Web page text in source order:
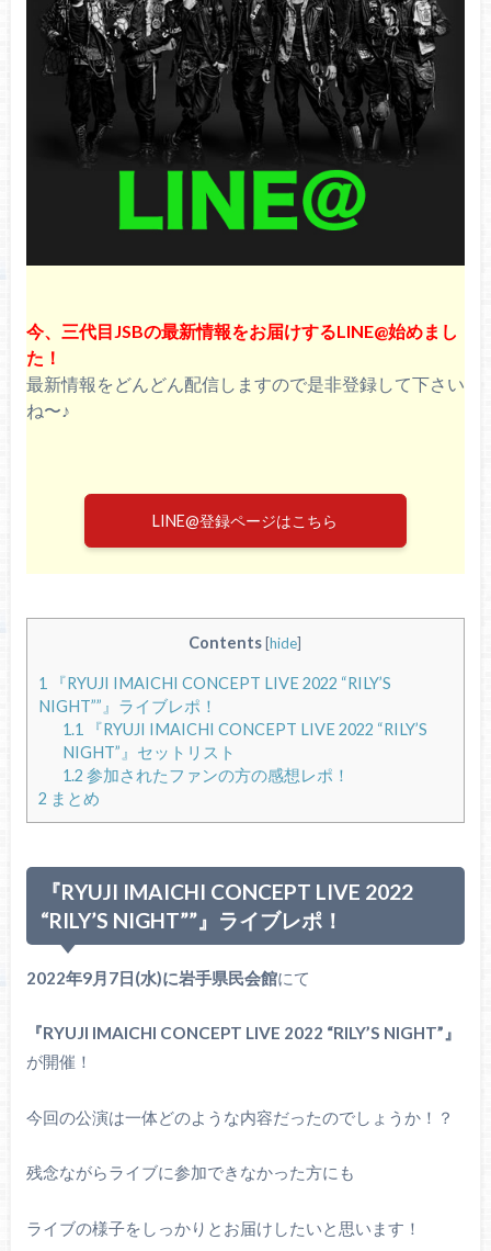
ーが超カッコいい件！【画像有】
登坂広臣のような綺麗な顔になれる！？スキ
ンケア方法について調査！
【スッキリ】『HiGH＆LOW×CLAMPアニ
メ』の放送時間帯は？イラストが可愛すぎる
今、三代目JSBの最新情報をお届けするLINE@始めまし
た！
最新情報をどんどん配信しますので是非登録して下さい
ね〜♪
LINE@登録ページはこちら
Contents [hide]
1
『RYUJI IMAICHI CONCEPT LIVE 2022 “RILY’S
NIGHT””』ライブレポ！
1.1 『RYUJI IMAICHI CONCEPT LIVE 2022 “RILY’S
NIGHT”』セットリスト
1.2 参加されたファンの方の感想レポ！
2 まとめ
『RYUJI IMAICHI CONCEPT LIVE 2022
“RILY’S NIGHT”” 』ライブレポ！
2022年9月7日(水)に岩手県民会館にて
『RYUJI IMAICHI CONCEPT LIVE 2022 “RILY’S NIGHT”』
が開催！
今回の公演は一体どのような内容だったのでしょうか！？
残念ながらライブに参加できなかった方にも
ライブの様子をしっかりとお届けしたいと思います！